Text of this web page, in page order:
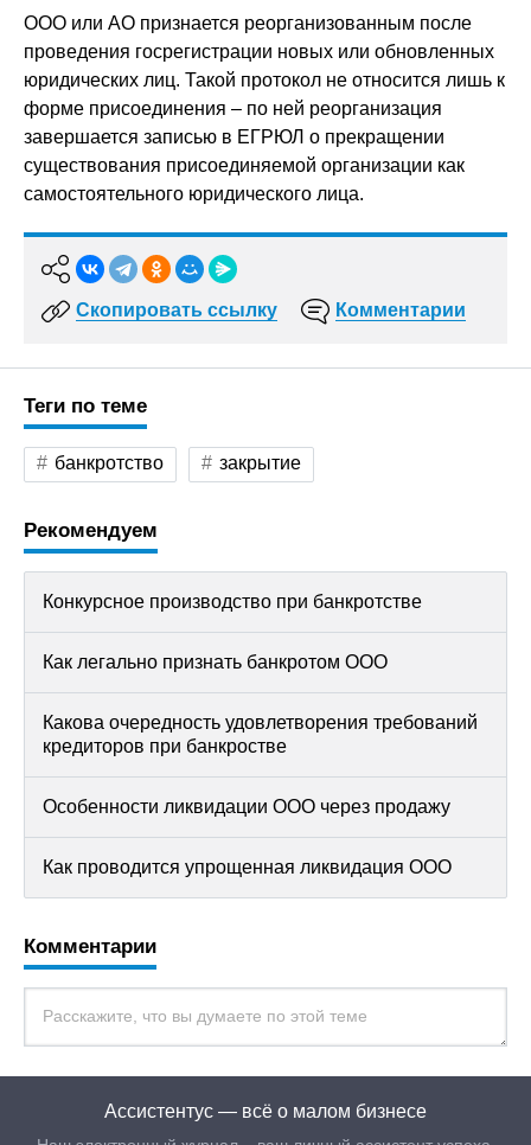
ООО или АО признается реорганизованным после
проведения госрегистрации новых или обновленных
юридических лиц. Такой протокол не относится лишь к
форме присоединения – по ней реорганизация
завершается записью в ЕГРЮЛ о прекращении
существования присоединяемой организации как
самостоятельного юридического лица.
Скопировать ссылку Комментарии
Теги по теме
банкротство закрытие
Рекомендуем
Конкурсное производство при банкротстве
Как легально признать банкротом ООО
Какова очередность удовлетворения требований
кредиторов при банкростве
Особенности ликвидации ООО через продажу
Как проводится упрощенная ликвидация ООО
Комментарии
Ассистентус — всё о малом бизнесе